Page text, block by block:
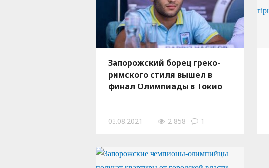
Запорожский борец греко-
римского стиля вышел в
финал Олимпиады в Токио
03.08.2021 2 858 1